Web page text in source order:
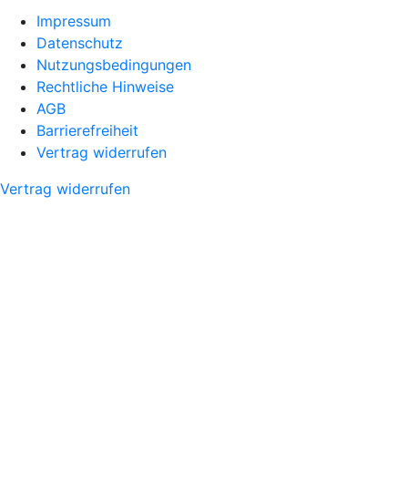
Impressum
Datenschutz
Nutzungsbedingungen
Rechtliche Hinweise
AGB
Barrierefreiheit
Vertrag widerrufen
Vertrag widerrufen